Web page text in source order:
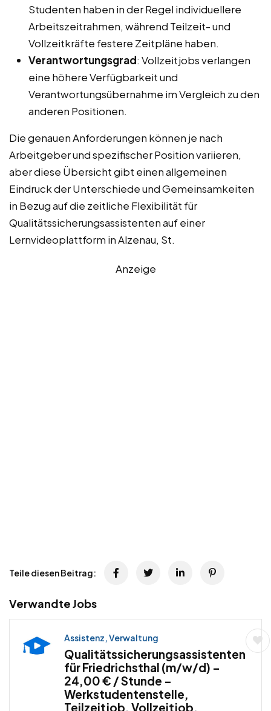
Studenten haben in der Regel individuellere
Arbeitszeitrahmen, während Teilzeit- und
Vollzeitkräfte festere Zeitpläne haben.
Verantwortungsgrad: Vollzeitjobs verlangen
eine höhere Verfügbarkeit und
Verantwortungsübernahme im Vergleich zu den
anderen Positionen.
Die genauen Anforderungen können je nach
Arbeitgeber und spezifischer Position variieren,
aber diese Übersicht gibt einen allgemeinen
Eindruck der Unterschiede und Gemeinsamkeiten
in Bezug auf die zeitliche Flexibilität für
Qualitätssicherungsassistenten auf einer
Lernvideoplattform in Alzenau, St.
Anzeige
Teile diesen Beitrag:
Verwandte Jobs
Assistenz, Verwaltung
Qualitätssicherungsassistenten
für Friedrichsthal (m/w/d) –
24,00 € / Stunde –
Werkstudentenstelle,
Teilzeitjob, Vollzeitjob,